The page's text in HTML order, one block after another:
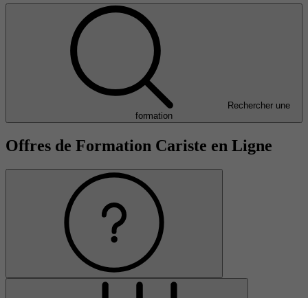
Rechercher une
formation
Offres de Formation Cariste en Ligne